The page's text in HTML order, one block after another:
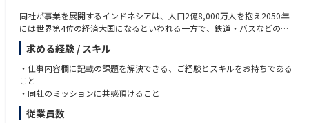
具体的な課題
• 業務知識を正しく捉え、設計・実装へとスムーズに落とし込めるエンジ
ニアの不足
• 事業拡大及びグローバル化を見据えた最適な技術選定・設計
• 非連続な事業成長を支えるためのTech戦略の策定・実行
2. 中長期のプロダクトロードマップを見据えた最適なアーキテクチャ設計
同社が事業を展開するインドネシアは、人口2億8,000万人を抱え2050年
には世界第4位の経済大国になるといわれる一方で、鉄道・バスなどの公
共交通インフラがまだまだ未整備で、GrabやGojekといった配車アプリが
事実上の公共交通として機能しています。
通勤・買い物・通院など日常生活のあらゆる移動を配車アプリが担う社会
において、ドライバーの不足はインフラの機能不全を意味します。
せん。
求める経験 / スキル
・仕事内容欄に記載の課題を解決できる、ご経験とスキルをお持ちである
こと
・同社のミッションに共感頂けること
従業員数